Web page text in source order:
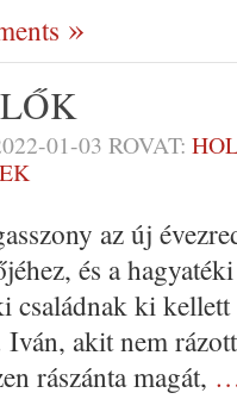
01-03 ROVAT:
az új
és a
családnak ki
akit nem
rászánta magát,